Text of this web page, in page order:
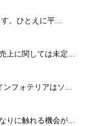
。ひとえに平...
上に関しては未定...
ンフォテリアはソ...
りに触れる機会が...